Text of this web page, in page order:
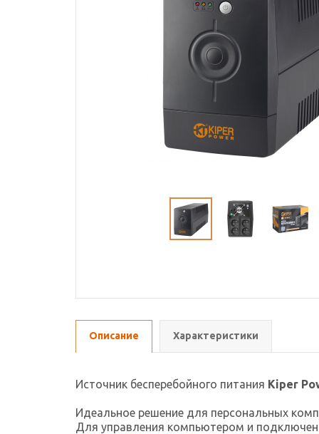
Описание Характеристики
Источник бесперебойного питания Kiper
Идеальное решение для персональных
Для управления компьютером и